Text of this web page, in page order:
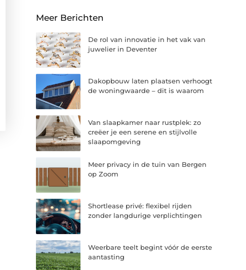
Meer Berichten
De rol van innovatie in het vak van
juwelier in Deventer
Dakopbouw laten plaatsen verhoogt
de woningwaarde – dit is waarom
Van slaapkamer naar rustplek: zo
creëer je een serene en stijlvolle
slaapomgeving
Meer privacy in de tuin van Bergen
op Zoom
Shortlease privé: flexibel rijden
zonder langdurige verplichtingen
Weerbare teelt begint vóór de eerste
aantasting